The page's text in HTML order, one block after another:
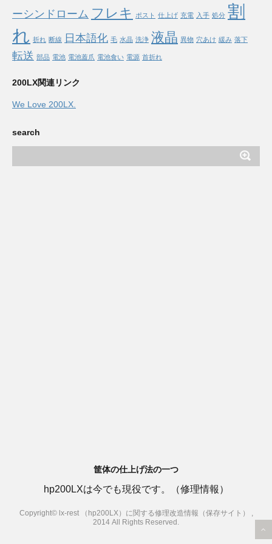
ーシンドローム フレキ ポスト 仕上げ 充電 入手 処分 割
れ 折れ 断線 日本語化 毛 水晶 洗浄 液晶 異物 穴あけ 緩み 落下
転送 部品 電池 電池蓋爪 電池食い 電源 首折れ
200LX関連リンク
We Love 200LX.
search
筐体の仕上げ法の一つ
hp200LXは今でも現役です。（修理情報）
Copyright© lx-rest （hp200LX）に関する修理改造情報（保存サイト） ,
2014 All Rights Reserved.